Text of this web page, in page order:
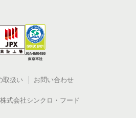
取扱い お問い合わせ
株式会社シンクロ・フード